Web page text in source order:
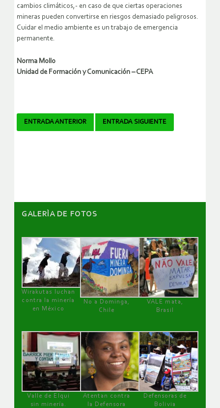
cambios climáticos,- en caso de que ciertas operaciones
mineras pueden convertirse en riesgos demasiado peligrosos.
Cuidar el medio ambiente es un trabajo de emergencia
permanente.
Norma Mollo
Unidad de Formación y Comunicación – CEPA
Navegador
ENTRADA ANTERIOR ENTRADA SIGUIENTE
GALERÌA DE FOTOS
Wirakutas luchan
contra la minería
en México
No a Dominga,
Chile
VALE mata,
Brasil
Valle de Elqui
sin minería.
Atentan contra
la Defensora
Defensoras de
Bolivia